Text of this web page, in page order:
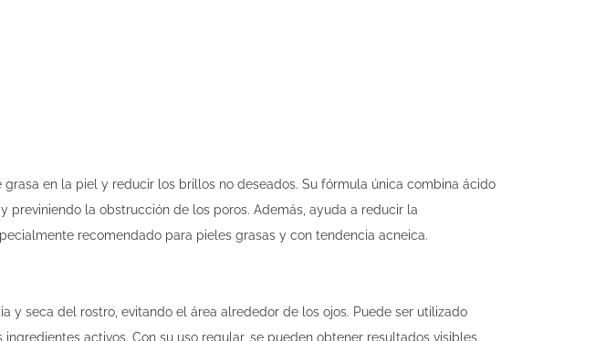
en la piel y reducir los brillos no deseados. Su fórmula única combina ácido
la obstrucción de los poros. Además, ayuda a reducir la
recomendado para pieles grasas y con tendencia acneica.
y seca del rostro, evitando el área alrededor de los ojos. Puede ser utilizado
activos. Con su uso regular, se pueden obtener resultados visibles